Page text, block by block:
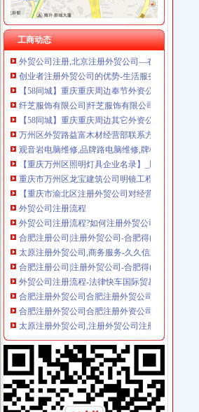
工商动态
【58同城】重庆重庆周边奉节外资公司注册_外
自贸区注册外贸公司条件及费用-商务服务-人民铁
外贸公司注册,北京注册外贸公司—在线播放—优
创业者注册外贸公司的优势-生活服务-广州妈妈论
【58同城】重庆重庆周边奉节外资公司注册_外
纤芝服饰有限公司|纤芝服饰有限公司网站
【58同城】重庆重庆周边其它外资公司注册_外
万州区外贸路益富木材经营部联系方式_信用报
观音岩电脑维修,品牌路电脑维修,牌楼电脑维修,
【重庆万州区照明灯具企业名录】_顺企网
重庆市万州区龙宝建筑公司明镜工程处-城市吧街
【重庆市渝北区注册外贸公司对经营范围要求】
外贸公司注册流程
外贸公司注册流程?如何注册外贸公司?_智付-
合肥注册公司|注册外贸公司-合肥得山财务咨询有
太原注册外贸公司,商务服务-久久信息网
合肥注册公司|注册外贸公司-合肥得山财务咨询有
外贸公司注册流程-法律快车国际贸易法
合肥注册外贸公司合肥注册外贸公司优势
合肥注册外贸公司合肥注册外资公司地址
太原注册外贸公司,注册外贸公司注册资金有什么
外贸公司注册香港公司后如何运作_搜狐财经_搜
上海外贸公司注册费用与注册流程_法律知识-法
外贸公司注册资本需要多少-商务服务-互动百科
创业者注册外贸公司的优势-生活服务-广州妈妈论
外贸公司注册,北京注册外贸公司—在线播放—优
注册外贸公司-注册进出口公司-进出口权申请-外
怎样注册外贸公司【今日推荐网-郑州工商/税务/